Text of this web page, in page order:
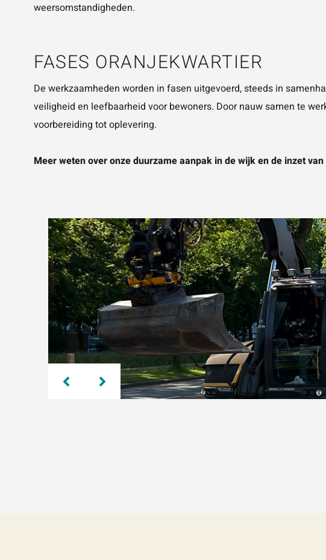
weersomstandigheden.
FASES ORANJEKWARTIER
De werkzaamheden worden in fasen uitgevoerd, steeds in
veiligheid en leefbaarheid voor bewoners. Door nauw samen te
voorbereiding tot oplevering.
Meer weten over onze duurzame aanpak in de wijk en de inzet